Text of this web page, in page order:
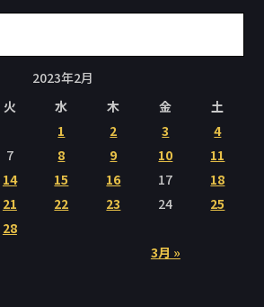
2023年2月
火 水 木 金 土
3月 »
1 2 3
4
7 8 9 10
11
14 15 16 17
18
21 22 23 24
25
28